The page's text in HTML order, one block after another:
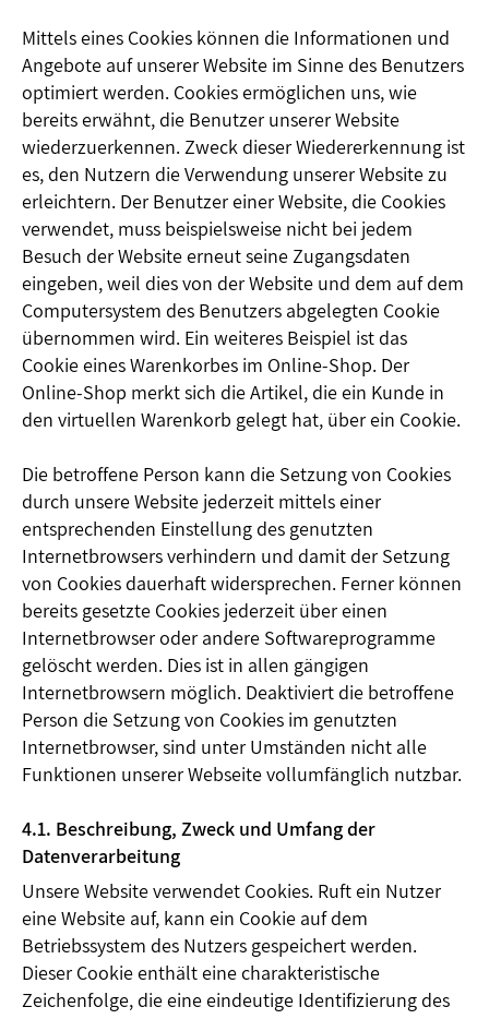
Mittels eines Cookies können die Informationen und
Angebote auf unserer Website im Sinne des Benutzers
optimiert werden. Cookies ermöglichen uns, wie
bereits erwähnt, die Benutzer unserer Website
wiederzuerkennen. Zweck dieser Wiedererkennung ist
es, den Nutzern die Verwendung unserer Website zu
erleichtern. Der Benutzer einer Website, die Cookies
verwendet, muss beispielsweise nicht bei jedem
Besuch der Website erneut seine Zugangsdaten
eingeben, weil dies von der Website und dem auf dem
Computersystem des Benutzers abgelegten Cookie
übernommen wird. Ein weiteres Beispiel ist das
Cookie eines Warenkorbes im Online-Shop. Der
Online-Shop merkt sich die Artikel, die ein Kunde in
den virtuellen Warenkorb gelegt hat, über ein Cookie.
Die betroffene Person kann die Setzung von Cookies
durch unsere Website jederzeit mittels einer
entsprechenden Einstellung des genutzten
Internetbrowsers verhindern und damit der Setzung
von Cookies dauerhaft widersprechen. Ferner können
bereits gesetzte Cookies jederzeit über einen
Internetbrowser oder andere Softwareprogramme
gelöscht werden. Dies ist in allen gängigen
Internetbrowsern möglich. Deaktiviert die betroffene
Person die Setzung von Cookies im genutzten
Internetbrowser, sind unter Umständen nicht alle
Funktionen unserer Webseite vollumfänglich nutzbar.
4.1. Beschreibung, Zweck und Umfang der
Datenverarbeitung
Unsere Website verwendet Cookies. Ruft ein Nutzer
eine Website auf, kann ein Cookie auf dem
Betriebssystem des Nutzers gespeichert werden.
Dieser Cookie enthält eine charakteristische
Zeichenfolge, die eine eindeutige Identifizierung des